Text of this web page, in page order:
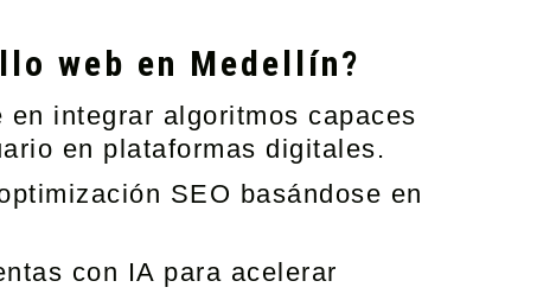
web en Medellín?
integrar algoritmos capaces
en plataformas digitales.
SEO basándose en
con IA para acelerar